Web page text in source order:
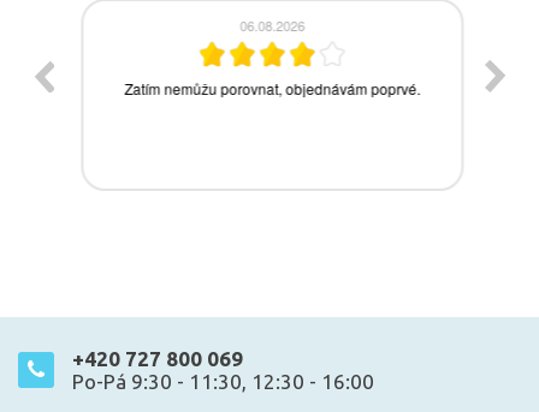
+420 727 800 069
Po-Pá 9:30 - 11:30, 12:30 - 16:00